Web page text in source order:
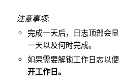
注意事项:
完成一天后，日志顶部会
一天以及何时完成。
如果需要解锁工作日志以
开工作日。